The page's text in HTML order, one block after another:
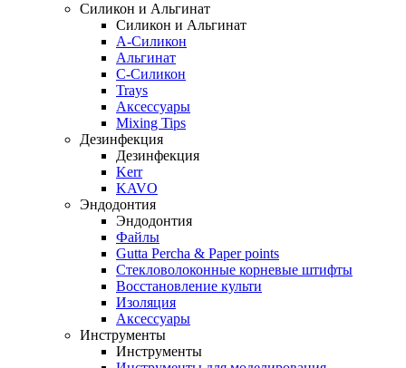
Силикон и Альгинат
Силикон и Альгинат
A-Силикон
Альгинат
C-Силикон
Trays
Аксессуары
Mixing Tips
Дезинфекция
Дезинфекция
Kerr
KAVO
Эндодонтия
Эндодонтия
Файлы
Gutta Percha & Paper points
Стекловолоконные корневые штифты
Восстановление культи
Изоляция
Аксессуары
Инструменты
Инструменты